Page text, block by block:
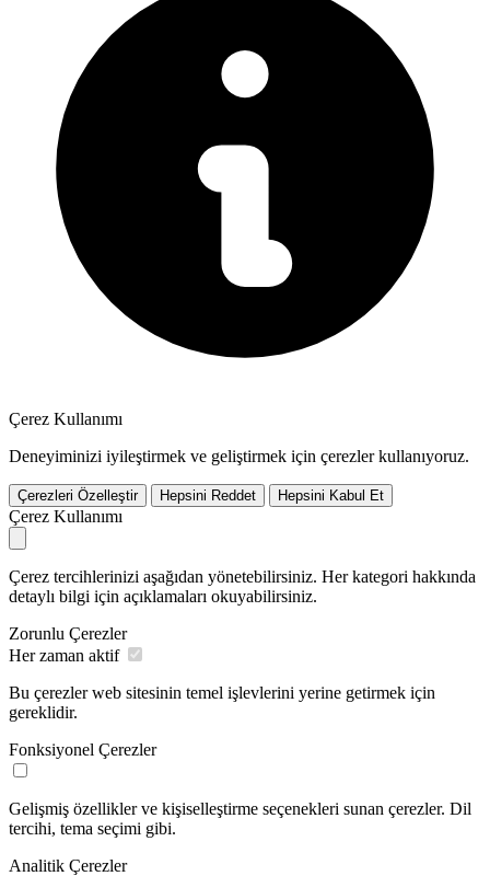
Çerez Kullanımı
Deneyiminizi iyileştirmek ve geliştirmek için çerezler kullanıyoruz.
Çerezleri Özelleştir Hepsini Reddet Hepsini Kabul Et
Çerez Kullanımı
Çerez tercihlerinizi aşağıdan yönetebilirsiniz. Her kategori hakkında
detaylı bilgi için açıklamaları okuyabilirsiniz.
Zorunlu Çerezler
Her zaman aktif
Bu çerezler web sitesinin temel işlevlerini yerine getirmek için
gereklidir.
Fonksiyonel Çerezler
Gelişmiş özellikler ve kişiselleştirme seçenekleri sunan çerezler. Dil
tercihi, tema seçimi gibi.
Analitik Çerezler